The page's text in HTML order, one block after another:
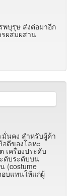
พบุรุษ ส่งต่อมาอีก
ผสมผสาน
นคง สำหรับผู้ค้า
อดีของโลหะ
เครื่องประดับ
ดับระดับบน
(costume
อบแทนให้แก่ผู้